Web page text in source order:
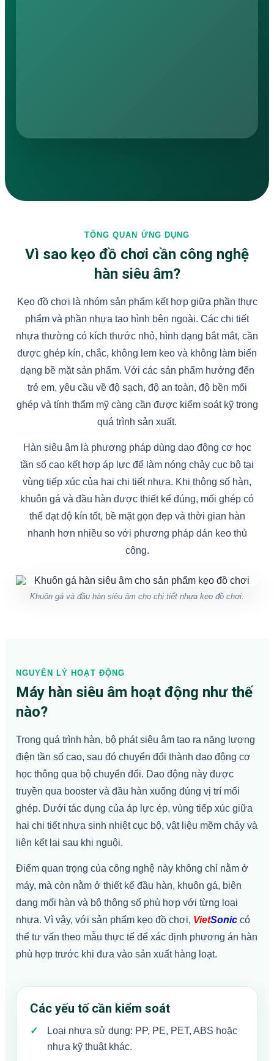
TỔNG QUAN ỨNG DỤNG
Vì sao kẹo đồ chơi cần công nghệ
hàn siêu âm?
Kẹo đồ chơi là nhóm sản phẩm kết hợp giữa phần thực
phẩm và phần nhựa tạo hình bên ngoài. Các chi tiết
nhựa thường có kích thước nhỏ, hình dạng bắt mắt, cần
được ghép kín, chắc, không lem keo và không làm biến
dạng bề mặt sản phẩm. Với các sản phẩm hướng đến
trẻ em, yêu cầu về độ sạch, độ an toàn, độ bền mối
ghép và tính thẩm mỹ càng cần được kiểm soát kỹ trong
quá trình sản xuất.
Hàn siêu âm là phương pháp dùng dao động cơ học
tần số cao kết hợp áp lực để làm nóng chảy cục bộ tại
vùng tiếp xúc của hai chi tiết nhựa. Khi thông số hàn,
khuôn gá và đầu hàn được thiết kế đúng, mối ghép có
thể đạt độ kín tốt, bề mặt gọn đẹp và thời gian hàn
nhanh hơn nhiều so với phương pháp dán keo thủ
công.
Khuôn gá và đầu hàn siêu âm cho chi tiết nhựa kẹo đồ chơi.
NGUYÊN LÝ HOẠT ĐỘNG
Máy hàn siêu âm hoạt động như thế
nào?
Trong quá trình hàn, bộ phát siêu âm tạo ra năng lượng
điện tần số cao, sau đó chuyển đổi thành dao động cơ
học thông qua bộ chuyển đổi. Dao động này được
truyền qua booster và đầu hàn xuống đúng vị trí mối
ghép. Dưới tác dụng của áp lực ép, vùng tiếp xúc giữa
hai chi tiết nhựa sinh nhiệt cục bộ, vật liệu mềm chảy và
liên kết lại sau khi nguội.
Điểm quan trọng của công nghệ này không chỉ nằm ở
máy, mà còn nằm ở thiết kế đầu hàn, khuôn gá, biên
dạng mối hàn và bộ thông số phù hợp với từng loại
nhựa. Vì vậy, với sản phẩm kẹo đồ chơi, VietSonic có
thể tư vấn theo mẫu thực tế để xác định phương án hàn
phù hợp trước khi đưa vào sản xuất hàng loạt.
Các yếu tố cần kiểm soát
Loại nhựa sử dụng: PP, PE, PET, ABS hoặc
nhựa kỹ thuật khác.